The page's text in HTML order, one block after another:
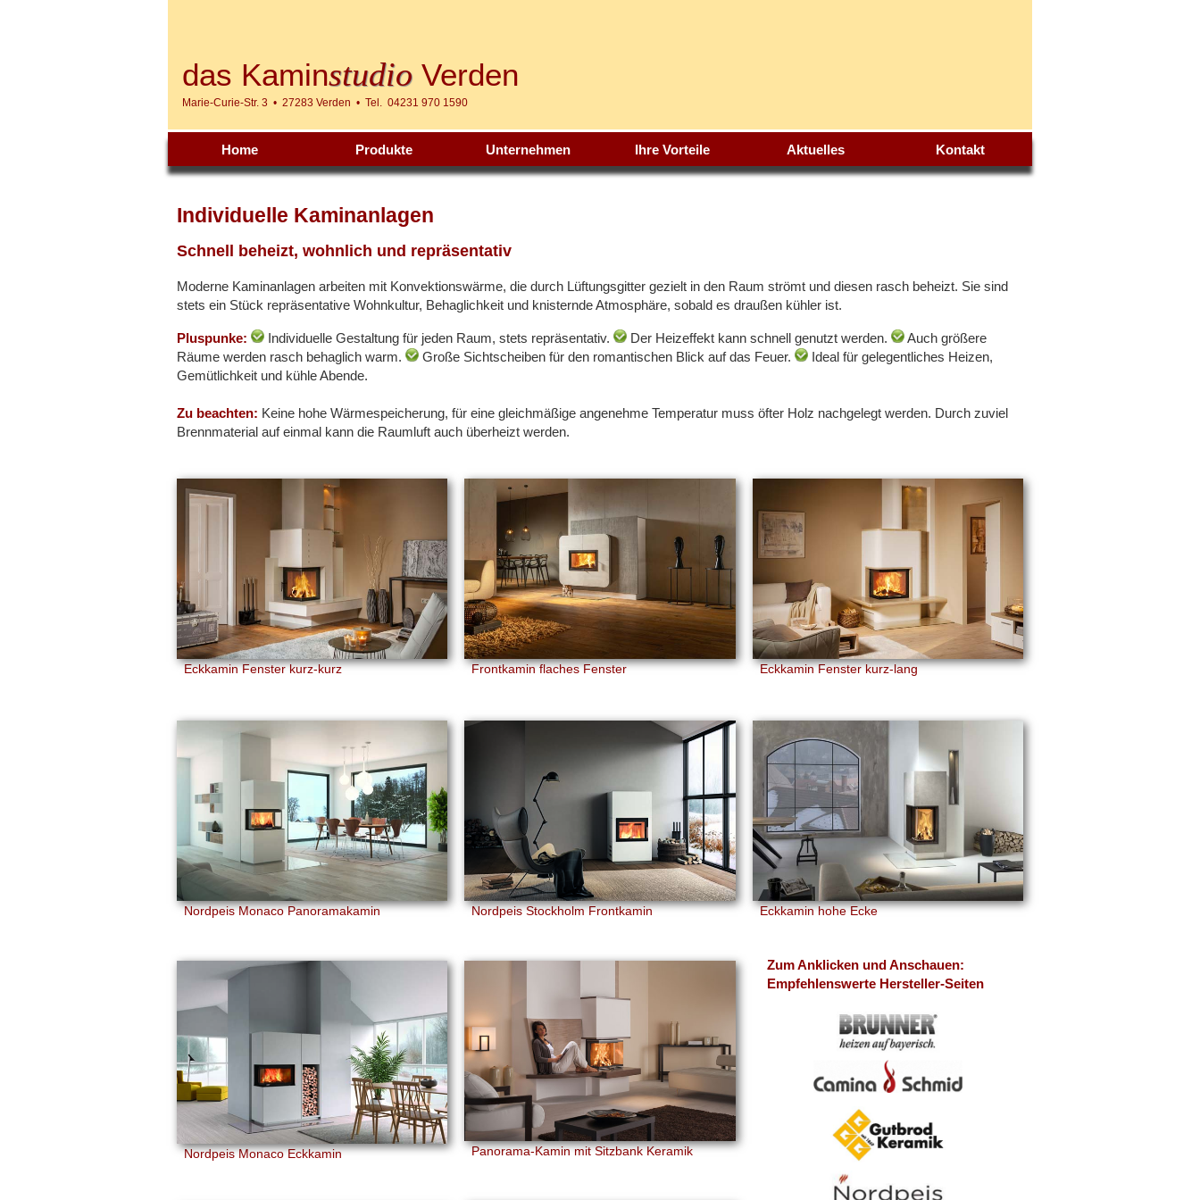
das KaminstudioVerden
Marie-Curie-Str. 3 • 27283 Verden • Tel. 04231 970 1590
Home Produkte Unternehmen Ihre Vorteile Aktuelles Kontakt
Individuelle Kaminanlagen
Schnell beheizt, wohnlich und repräsentativ
Moderne Kaminanlagen arbeiten mit Konvektionswärme, die durch Lüftungsgitter gezielt in den Raum strömt und diesen rasch beheizt. Sie sind
stets ein Stück repräsentative Wohnkultur, Behaglichkeit und knisternde Atmosphäre, sobald es draußen kühler ist.
Pluspunke: Individuelle Gestaltung für jeden Raum, stets repräsentativ. Der Heizeffekt kann schnell genutzt werden.
Auch größere
Räume werden rasch behaglich warm.
Große Sichtscheiben für den romantischen Blick auf das Feuer.
Ideal für gelegentliches Heizen,
Gemütlichkeit und kühle Abende.
Zu beachten: Keine hohe Wärmespeicherung, für eine gleichmäßige angenehme Temperatur muss öfter Holz nachgelegt werden. Durch zuviel
Brennmaterial auf einmal kann die Raumluft auch überheizt werden.
Eckkamin Fenster kurz-kurz
Nordpeis Monaco Panoramakamin
Frontkamin flaches Fenster
Nordpeis Stockholm Frontkamin
Eckkamin Fenster kurz-lang
Eckkamin hohe Ecke
Nordpeis Monaco Eckkamin Panorama-Kamin mit Sitzbank Keramik
Zum Anklicken und Anschauen:
Empfehlenswerte Hersteller-Seiten